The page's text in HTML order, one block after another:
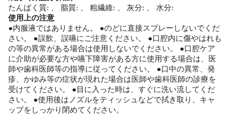
たんぱく質: 、 脂質: 、 粗繊維: 、 灰分: 、 水分:
使用上の注意
●内服液ではありません。 ●のどに直接スプレーしないでくだ
さい。 ●誤飲、誤嚥にご注意ください。 ●口腔内に傷やはれも
の等の異常がある場合は使用しないでください。 ●口腔ケア
に介助が必要な方や嚥下障害がある方に使用する場合は、医
師や歯科医師等の指導に従ってください。 ●口中の異常、発
疹、かゆみ等の症状が現れた場合は医師や歯科医師の診療を
受けてください。 ●目に入った時は、すぐに洗い流してくだ
さい。 ●使用後はノズルをティッシュなどで拭き取り、キャ
ップをしっかり閉めてください。